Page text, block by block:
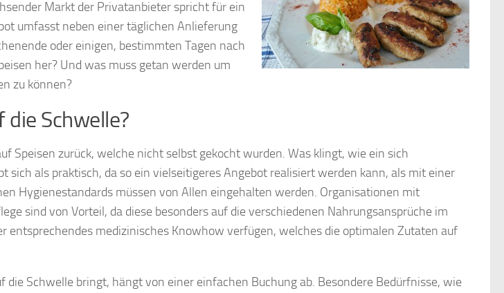
Markt der Privatanbieter spricht für ein
umfasst neben einer täglichen Anlieferung
oder einigen, bestimmten Tagen nach
her? Und was muss getan werden um
zu können?
die Schwelle?
Speisen zurück, welche nicht selbst gekocht wurden. Was klingt, wie ein sich
sich als praktisch, da so ein vielseitigeres Angebot realisiert werden kann, als mit einer
Hygienestandards müssen von Allen eingehalten werden. Organisationen mit
sind von Vorteil, da diese besonders auf die verschiedenen Nahrungsansprüche im
entsprechendes medizinisches Knowhow verfügen, welches die optimalen Zutaten auf
die Schwelle bringt, hängt von einer einfachen Buchung ab. Besondere Bedürfnisse, wie